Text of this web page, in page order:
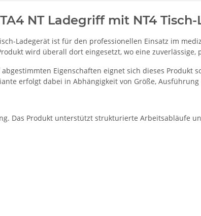
NT Ladegriff mit NT4
Ladegerät ist für den professionellen Einsatz im
wird überall dort eingesetzt, wo eine
Eigenschaften eignet sich dieses Produkt
erfolgt dabei in Abhängigkeit von Größe,
Das Produkt unterstützt strukturierte Arbeitsabläufe